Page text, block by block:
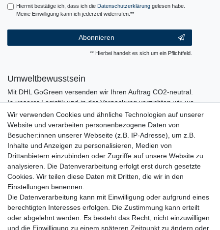
Hiermit bestätige ich, dass ich die Daten­schutz­erklärunggelesen habe.
Meine Einwilligung kann ich jederzeit widerrufen.**
Abonnieren
** Hierbei handelt es sich um ein Pflichtfeld.
Umweltbewusstsein
Mit DHL GoGreen versenden wir Ihren Auftrag CO2-neutral.
In unserer Logistik und in der Verpackung verzichten wir, wo
immer es möglich ist, auf den Einsatz von Kunststoffen und
Plastik.
Wir verwenden Cookies und ähnliche Technologien auf unserer
Website und verarbeiten personenbezogene Daten von
Besucher:innen unserer Webseite (z.B. IP-Adresse), um z.B.
Inhalte und Anzeigen zu personalisieren, Medien von
Drittanbietern einzubinden oder Zugriffe auf unsere Website zu
analysieren. Die Datenverarbeitung erfolgt erst durch gesetzte
Cookies. Wir teilen diese Daten mit Dritten, die wir in den
Einstellungen benennen.
Die Datenverarbeitung kann mit Einwilligung oder aufgrund eines
berechtigten Interesses erfolgen. Die Zustimmung kann erteilt
oder abgelehnt werden. Es besteht das Recht, nicht einzuwilligen
und die Einwilligung zu einem späteren Zeitpunkt zu ändern oder